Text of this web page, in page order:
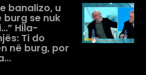
banalizo, u
burg se nuk
Hila-
Ti do
në burg, por